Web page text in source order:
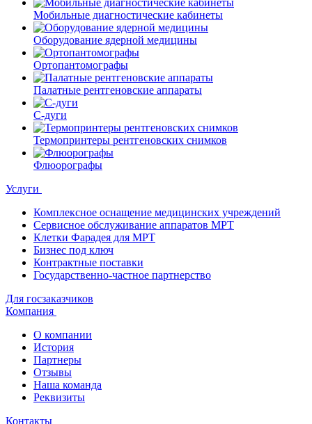
Мобильные диагностические кабинеты
Оборудование ядерной медицины
Ортопантомографы
Палатные рентгеновские аппараты
С-дуги
Термопринтеры рентгеновских снимков
Флюорографы
Услуги
Комплексное оснащение медицинских учреждений
Сервисное обслуживание аппаратов МРТ
Клетки Фарадея для МРТ
Бизнес под ключ
Контрактные поставки
Государственно-частное партнерство
Для госзаказчиков
Компания
О компании
История
Партнеры
Отзывы
Наша команда
Реквизиты
Контакты